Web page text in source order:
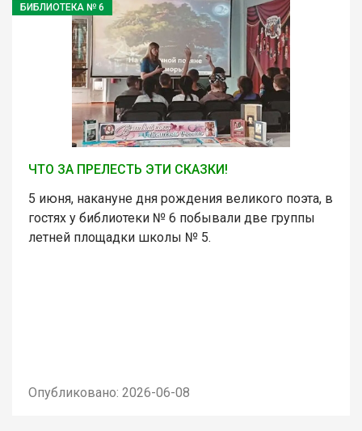
БИБЛИОТЕКА № 6
ЧТО ЗА ПРЕЛЕСТЬ ЭТИ СКАЗКИ!
5 июня, накануне дня рождения великого поэта, в
гостях у библиотеки № 6 побывали две группы
летней площадки школы № 5.
Опубликовано: 2026-06-08